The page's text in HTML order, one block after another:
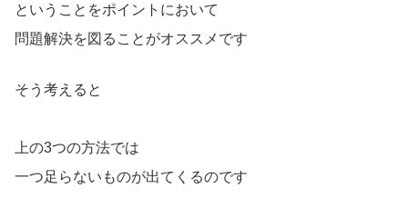
ということをポイントにおいて
問題解決を図ることがオススメです
そう考えると
上の3つの方法では
一つ足らないものが出てくるのです